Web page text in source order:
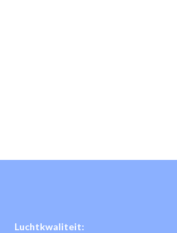
Luchtkwaliteit: